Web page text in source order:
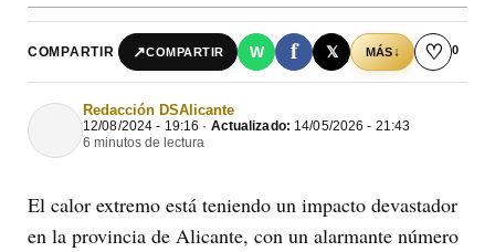
COMPARTIR ↗COMPARTIR W f 𝕏 MÁS↓ ♡ 0
Redacción DSAlicante
12/08/2024 - 19:16 · Actualizado: 14/05/2026 - 21:43
6 minutos de lectura
El calor extremo está teniendo un impacto devastador
en la provincia de Alicante, con un alarmante número